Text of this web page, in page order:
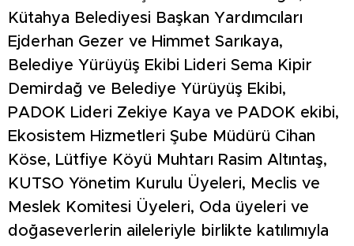
Kütahya Belediyesi Başkan Yardımcıları
Ejderhan Gezer ve Himmet Sarıkaya,
Belediye Yürüyüş Ekibi Lideri Sema Kipir
Demirdağ ve Belediye Yürüyüş Ekibi,
PADOK Lideri Zekiye Kaya ve PADOK ekibi,
Ekosistem Hizmetleri Şube Müdürü Cihan
Köse, Lütfiye Köyü Muhtarı Rasim Altıntaş,
KUTSO Yönetim Kurulu Üyeleri, Meclis ve
Meslek Komitesi Üyeleri, Oda üyeleri ve
doğaseverlerin aileleriyle birlikte katılımıyla